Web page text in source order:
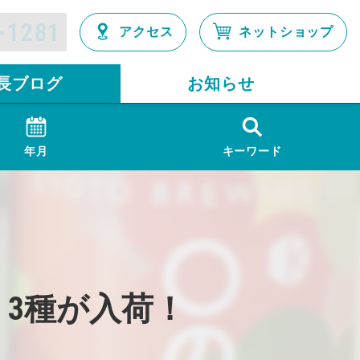
アクセス ネットショップ
ブログ お知らせ
年月 キーワード
種が入荷！